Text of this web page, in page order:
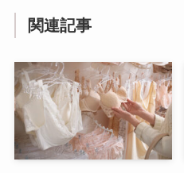
関連記事